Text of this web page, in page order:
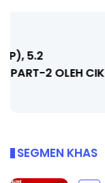
🔴 [LIVE]
SOALAN 1
SEGMEN KHAS